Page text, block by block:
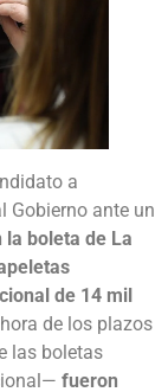
a
Gobierno ante un
boleta de La
de 14 mil
de los plazos
las boletas
fueron